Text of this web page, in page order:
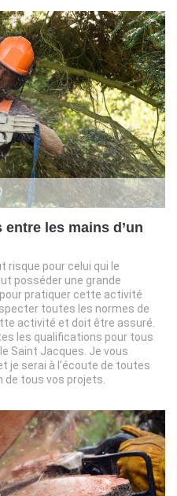
entre les mains d’un
risque pour celui qui le
posséder une grande
pratiquer cette activité
toutes les normes de
activité et doit être assuré.
les qualifications pour tous
Saint Jacques. Je vous
je serai à l’écoute de toutes
de tous vos projets.